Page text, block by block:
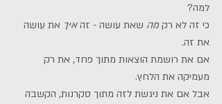
למה?
כי זה לא רק מה שאת עושה - זה איך את עושה
את זה.
אם את רושמת הוצאות מתוך פחד, את רק
מעמיקה את הלחץ.
אבל אם את ניגשת לזה מתוך סקרנות, הקשבה